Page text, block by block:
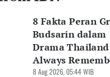
8 Fakta Peran
Budsarin dalam
Drama Thailand
Always
8 Aug 2026, 05:44 WIB